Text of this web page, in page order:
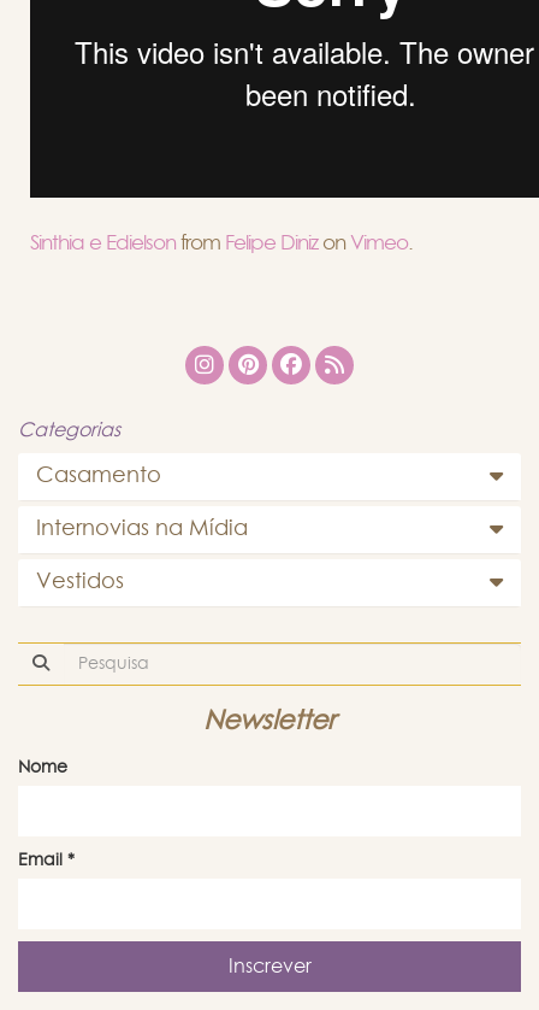
Sinthia e Edielson from Felipe DinizonVimeo.
Categorias
Casamento
Internovias na Mídia
Vestidos
Newsletter
Nome
Email *